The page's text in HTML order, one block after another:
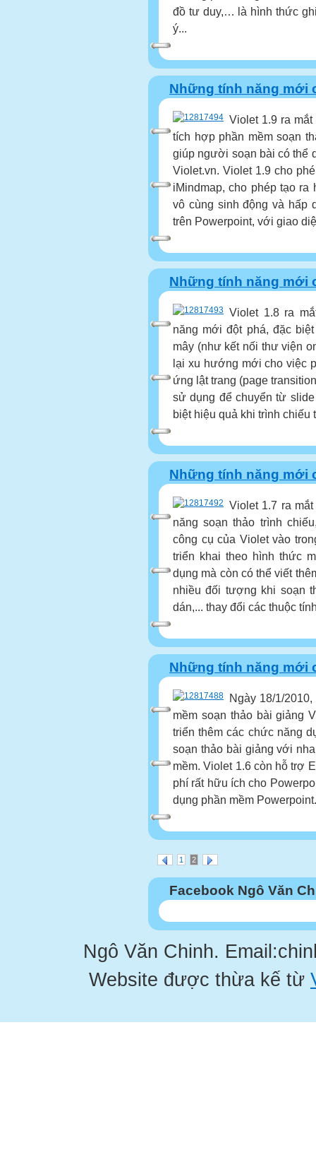
đồ tư duy,… là hình thức
ý...
Những tính năng mới
Violet 1.9 ra
tích hợp phần mềm soạn
giúp người soạn bài có thể
Violet.vn. Violet 1.9 cho
iMindmap, cho phép tạo
vô cùng sinh động và hấp
trên Powerpoint, với giao
Những tính năng mới
Violet 1.8 ra
năng mới đột phá, đặc
mây (như kết nối thư viện
lại xu hướng mới cho việc
ứng lật trang (page
sử dụng để chuyển từ
biệt hiệu quả khi trình chiếu
Những tính năng mới
Violet 1.7 ra
năng soạn thảo trình
công cụ của Violet vào
triển khai theo hình thức
dụng mà còn có thể viết
nhiều đối tượng khi soạn
dán,... thay đổi các thuộc
Những tính năng mới
Ngày 18/1/
mềm soạn thảo bài giảng
triển thêm các chức năng
soạn thảo bài giảng với
mềm. Violet 1.6 còn hỗ trợ
phí rất hữu ích cho
dụng phần mềm
1 2
Facebook Ngô Văn
Ngô Văn Chinh.
Website được thừa kế từ